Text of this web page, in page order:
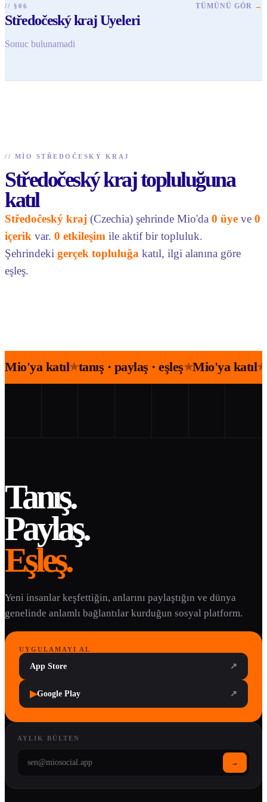
// §06
Středočeský kraj Uyeleri
TÜMÜNÜ GÖR →
Sonuc bulunamadi
// MIO STŘEDOČESKÝ KRAJ
Středočeský kraj topluluğuna
katıl
Středočeský kraj (Czechia) şehrinde Mio'da 0 üye ve 0
içerik var. 0 etkileşim ile aktif bir topluluk.
Şehrindeki gerçek topluluğa katıl, ilgi alanına göre
eşleş.
Mio'ya katıl★tanış · paylaş · eşleş★Mio'ya katıl★
Tanış.
Paylaş.
Eşleş.
Yeni insanlar keşfettiğin, anlarını paylaştığın ve dünya
genelinde anlamlı bağlantılar kurduğun sosyal platform.
UYGULAMAYI AL
App Store ↗
▶Google Play ↗
AYLIK BÜLTEN
→